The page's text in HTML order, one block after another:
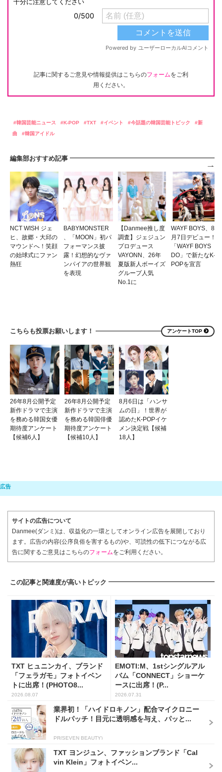
記事に関するご意見や情報提供はこちらのフォームをご利
用ください。
韓国芸能ニュース K-POP TXT イベント 今話題の韓国芸能トピック
新
曲
韓国アイドル
編集部おすすめ記事
NCT WISH ジェ
ヒ、故郷・大邱の
マウンドへ！笑顔
の始球式にファン
熱狂
BABYMONSTER
、「MOON」初パ
フォーマンス披
露！幻想的なヴァ
ンパイアの世界観
を表現
【Danmee推し度
調査】ジェジュン
プロデュース
VAYONN、26年
夏版新人ボーイズ
グループ人気
No.1に
WAYF BOYS、8
月7日デビュー！
「WAYF BOYS
DO」で新たなK-
POPを宣言
こちらも投票お願いします！ アンケートTOP
26年8月公開予定
新作ドラマで主演
を務める韓国女優
期待度アンケート
【候補6人】
26年8月公開予定
新作ドラマで主演
を務める韓国俳優
期待度アンケート
【候補10人】
8月6日は「ハンサ
ムの日」！世界が
認めたK-POPイケ
メン決定戦【候補
18人】
サイトの広告について
Danmee(ダンミ)は、収益化の一環としてオンライン広告を展開しており
ます。広告の内容(公序良俗を害するもの)や、可読性の低下につながる広
告に関するご意見はこちらのフォームをご利用ください。
この記事と関連度が高いトピック
TXT ヒュニンカイ、ブランド
「フェラガモ」フォトイベン
トに出席！(PHOTO8...
2026.08.07
EMOTI:M、1stシングルアル
バム「CONNECT」ショーケ
ースに出席！(P...
2026.07.31
業界初！「ハイドロキノン」配合マイクロニー
ドルパッチ！目元に透明感を与え、パッと...
PR(SEVEN BEAUTY)
TXT ヨンジュン、ファッションブランド「Cal
vin Klein」フォトイベン...